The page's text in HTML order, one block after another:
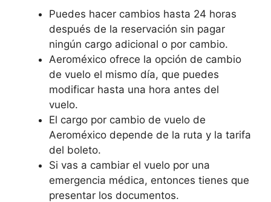
Puedes hacer cambios hasta 24 horas
después de la reservación sin pagar
ningún cargo adicional o por cambio.
Aeroméxico ofrece la opción de cambio
de vuelo el mismo día, que puedes
modificar hasta una hora antes del
vuelo.
El cargo por cambio de vuelo de
Aeroméxico depende de la ruta y la tarifa
del boleto.
Si vas a cambiar el vuelo por una
emergencia médica, entonces tienes que
presentar los documentos.